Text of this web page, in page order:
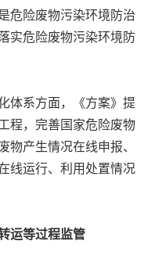
危险废物污染环境防治
实危险废物污染环境防
体系方面，《方案》提
程，完善国家危险废物
产生情况在线申报、
线运行、利用处置情况
运等过程监管